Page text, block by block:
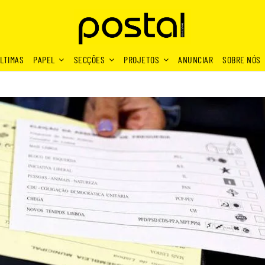
PAPEL SECÇÕES PROJETOS ANUNCIAR SOBRE NÓS